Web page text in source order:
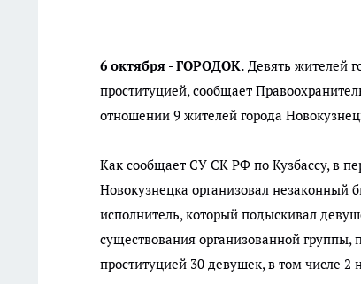
6 октября - ГОРОДОК. Девять жителей
проституцией, сообщает
отношении 9 жителей города
Как сообщает СУ СК РФ по Кузбассу, в
Новокузнецка организовал незаконный
исполнитель, который подыскивал
существования организованной
проституцией 30 девушек, в том числе 2